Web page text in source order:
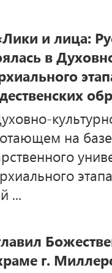
и лица:
в
на
...
г.